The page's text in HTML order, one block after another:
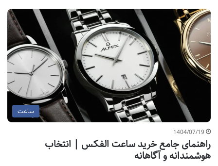
ساعت
1404/07/19
راهنمای جامع خرید ساعت الفکس | انتخاب
هوشمندانه و آگاهانه